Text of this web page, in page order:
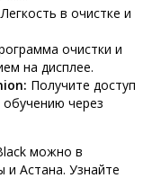
Легкость в очистке и
очистки и
на дисплее.
Получите доступ
через
можно в
и Астана. Узнайте